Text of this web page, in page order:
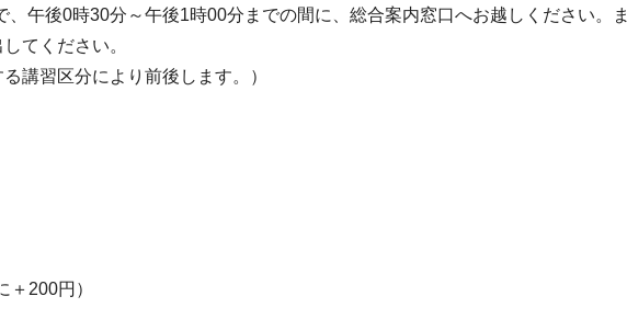
午後0時30分～午後1時00分までの間に、総合案内窓口へお越しください。ま
てください。
講習区分により前後します。）
200円）